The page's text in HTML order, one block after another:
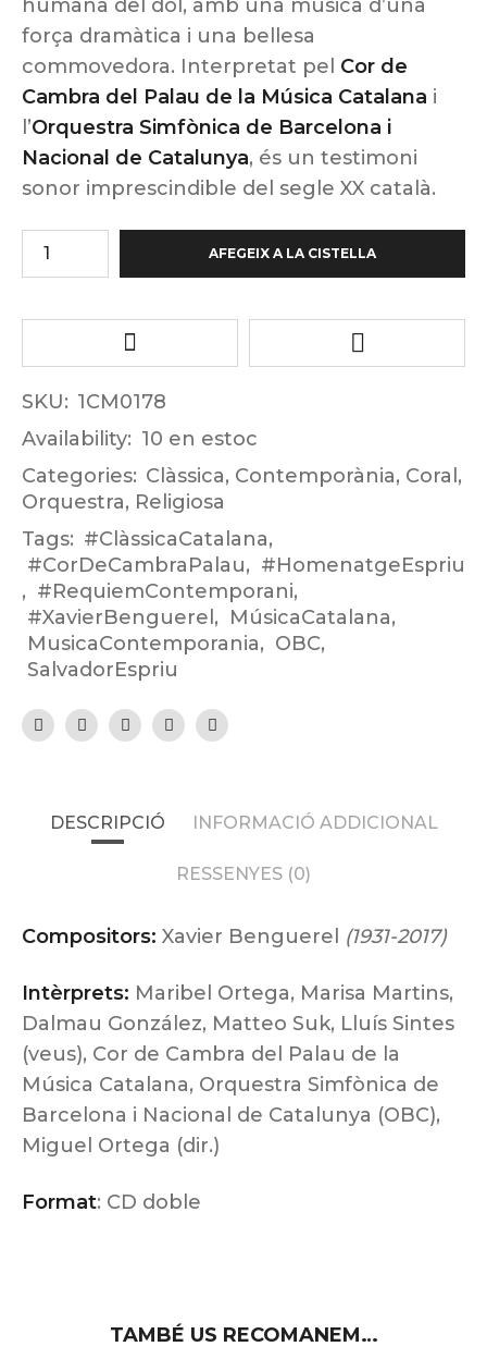
humana del dol, amb una música d’una
força dramàtica i una bellesa
commovedora. Interpretat pel Cor de
Cambra del Palau de la Música Catalana i
l’Orquestra Simfònica de Barcelona i
Nacional de Catalunya, és un testimoni
sonor imprescindible del segle XX català.
AFEGEIX A LA CISTELLA
SKU: 1CM0178
Availability: 10 en estoc
Categories: Clàssica, Contemporània, Coral,
Orquestra, Religiosa
Tags: #ClàssicaCatalana,
#CorDeCambraPalau, #HomenatgeEspriu
, #RequiemContemporani,
#XavierBenguerel, MúsicaCatalana,
MusicaContemporania, OBC,
SalvadorEspriu
DESCRIPCIÓ INFORMACIÓ ADDICIONAL
RESSENYES (0)
Compositors: Xavier Benguerel (1931-2017)
Intèrprets: Maribel Ortega, Marisa Martins,
Dalmau González, Matteo Suk, Lluís Sintes
(veus), Cor de Cambra del Palau de la
Música Catalana, Orquestra Simfònica de
Barcelona i Nacional de Catalunya (OBC),
Miguel Ortega (dir.)
Format: CD doble
TAMBÉ US RECOMANEM…